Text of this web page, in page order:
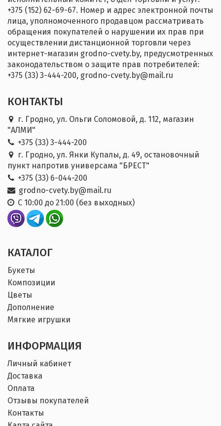
+375 (152) 62-69-67. Номер и адрес электронной почты
лица, уполномоченного продавцом рассматривать
обращения покупателей о нарушении их прав при
осуществлении дистанционной торговли через
интернет-магазин grodno-cvety.by, предусмотренных
законодательством о защите прав потребителей:
+375 (33) 3-444-200, grodno-cvety.by@mail.ru
КОНТАКТЫ
г. Гродно, ул. Ольги Соломовой, д. 112, магазин
"АЛМИ"
+375 (33) 3-444-200
г. Гродно, ул. Янки Купалы, д. 49, остановочный
пункт напротив универсама "БРЕСТ"
+375 (33) 6-044-200
grodno-cvety.by@mail.ru
С 10:00 до 21:00 (без выходных)
КАТАЛОГ
Букеты
Композиции
Цветы
Дополнение
Мягкие игрушки
ИНФОРМАЦИЯ
Личный кабинет
Доставка
Оплата
Отзывы покупателей
Контакты